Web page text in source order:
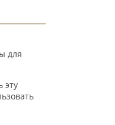
для
эту